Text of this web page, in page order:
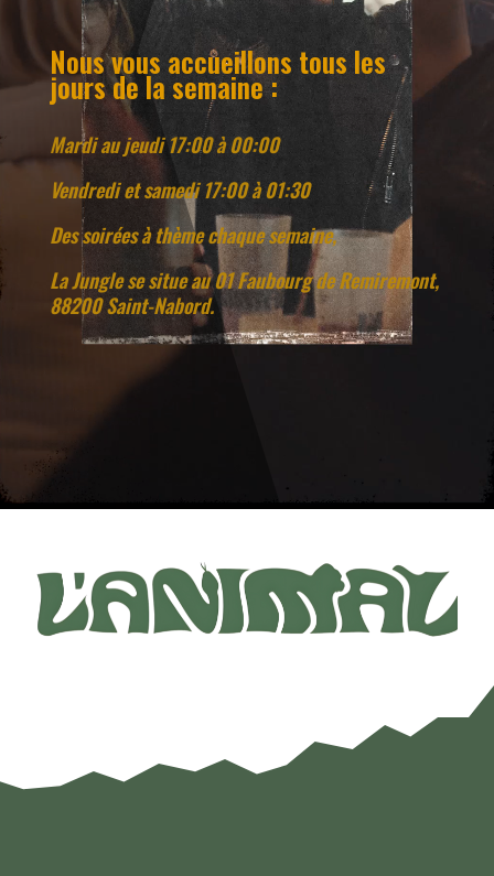
Nous vous accueillons tous les
jours de la semaine :
Mardi au jeudi 17:00 à 00:00
Vendredi et samedi 17:00 à 01:30
Des soirées à thème chaque semaine,
La Jungle se situe au 01 Faubourg de Remiremont,
88200 Saint-Nabord.